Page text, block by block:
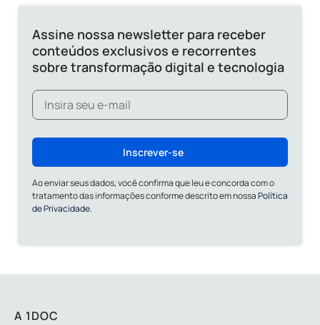
Assine nossa newsletter para receber
conteúdos exclusivos e recorrentes
sobre transformação digital e tecnologia
Inscrever-se
Ao enviar seus dados, você confirma que leu e concorda com o
tratamento das informações conforme descrito em nossaPolítica
de Privacidade.
A 1DOC